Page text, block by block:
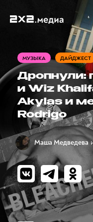
МУЗЫКА ДАЙДЖЕСТ
Дропнули:
и Wiz
Akylas и
Rodrigo
Маша Медведева